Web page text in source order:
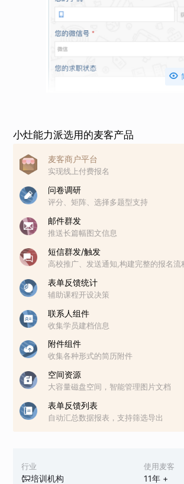
行业
培训机构
使用麦客
11年 +

小灶能力派选用的麦客产品
麦客商户平台
实现线上付费报名
问卷调研
评分、矩阵、选择多题型支持
邮件群发
推送长篇幅图文信息
短信群发/触发
高校推广、发送通知,构建完整的报名流
表单反馈统计
辅助课程开设决策
联系人组件
收集学员建档信息
附件组件
收集各种形式的简历附件
空间资源
大容量磁盘空间，智能管理图片文档
表单反馈列表
自动汇总数据报表，支持筛选导出